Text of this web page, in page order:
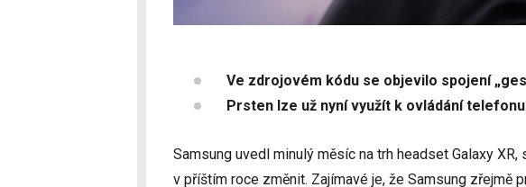
Ve zdrojovém kódu se objevilo spojení
Prsten lze už nyní využít k ovládání telefonu
Samsung uvedl minulý měsíc na trh headset Galaxy
v příštím roce změnit. Zajímavé je, že Samsung zřejmě